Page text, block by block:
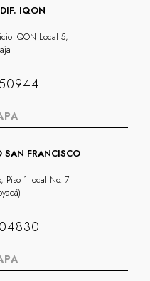
IQON
IQON Local 5,
SAN FRANCISCO
Piso 1 local No. 7